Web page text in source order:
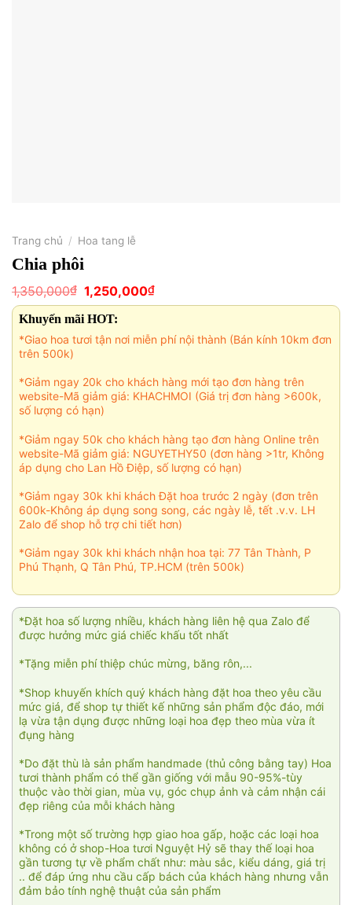
Trang chủ / Hoa tang lễ
Chia phôi
1,350,000₫ Giá
gốc
là:
1,350,000₫.
1,250,000₫Giá
hiện
1,250,000₫.
Khuyến mãi HOT:
*Giao hoa tươi tận nơi miễn phí nội thành (Bán kính 10km đơn
trên 500k)
*Giảm ngay 20k cho khách hàng mới tạo đơn hàng trên
website-Mã giảm giá: KHACHMOI (Giá trị đơn hàng >600k,
số lượng có hạn)
*Giảm ngay 50k cho khách hàng tạo đơn hàng Online trên
website-Mã giảm giá: NGUYETHY50 (đơn hàng >1tr, Không
áp dụng cho Lan Hồ Điệp, số lượng có hạn)
*Giảm ngay 30k khi khách Đặt hoa trước 2 ngày (đơn trên
600k-Không áp dụng song song, các ngày lễ, tết .v.v. LH
Zalo để shop hỗ trợ chi tiết hơn)
*Giảm ngay 30k khi khách nhận hoa tại: 77 Tân Thành, P
Phú Thạnh, Q Tân Phú, TP.HCM (trên 500k)
*Đặt hoa số lượng nhiều, khách hàng liên hệ qua Zalo để
được hưởng mức giá chiếc khấu tốt nhất
*Tặng miễn phí thiệp chúc mừng, băng rôn,...
*Shop khuyến khích quý khách hàng đặt hoa theo yêu cầu
mức giá, để shop tự thiết kế những sản phẩm độc đáo, mới
lạ vừa tận dụng được những loại hoa đẹp theo mùa vừa ít
đụng hàng
*Do đặt thù là sản phẩm handmade (thủ công bằng tay) Hoa
tươi thành phẩm có thể gần giống với mẫu 90-95%-tùy
thuộc vào thời gian, mùa vụ, góc chụp ảnh và cảm nhận cái
đẹp riêng của mỗi khách hàng
*Trong một số trường hợp giao hoa gấp, hoặc các loại hoa
không có ở shop-Hoa tươi Nguyệt Hỷ sẽ thay thế loại hoa
gần tương tự về phẩm chất như: màu sắc, kiểu dáng, giá trị
.. để đáp ứng nhu cầu cấp bách của khách hàng nhưng vẫn
đảm bảo tính nghệ thuật của sản phẩm